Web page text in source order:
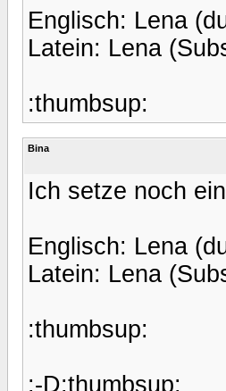
Englisch: Lena
Latein: Lena
:thumbsup:
Bina
Ich setze noch
Englisch: Lena
Latein: Lena
:thumbsup:
:-D:thumbsup: